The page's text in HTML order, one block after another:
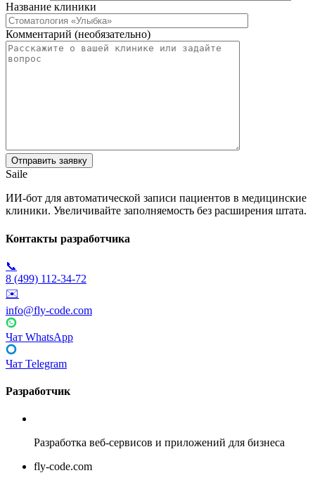
Название клиники
Комментарий (необязательно)
Saile
ИИ-бот для автоматической записи пациентов в медицинские
клиники. Увеличивайте заполняемость без расширения штата.
Контакты разработчика
📞
8 (499) 112-34-72
✉️
info@fly-code.com
Чат WhatsApp
Чат Telegram
Разработчик
Разработка веб-сервисов и приложений для бизнеса
fly-code.com